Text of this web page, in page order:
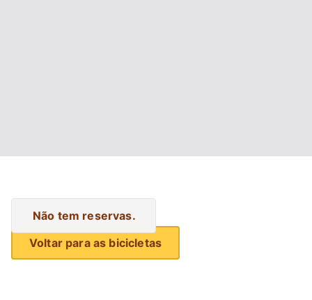
Não tem reservas.
Voltar para as bicicletas